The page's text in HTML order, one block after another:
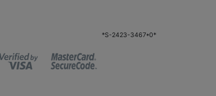
*S-2423-3467*0*